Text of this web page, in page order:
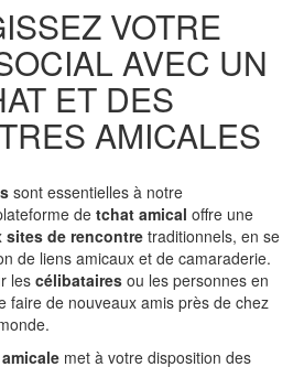
VOTRE
AVEC UN
ET DES
AMICALES
sont essentielles à notre
de tchat amical offre une
sites de rencontre traditionnels, en se
de liens amicaux et de camaraderie.
les célibataires ou les personnes en
faire de nouveaux amis près de chez
met à votre disposition des